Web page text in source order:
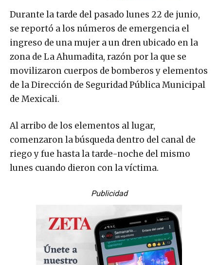
Durante la tarde del pasado lunes 22 de junio,
se reportó a los números de emergencia el
ingreso de una mujer a un dren ubicado en la
zona de La Ahumadita, razón por la que se
movilizaron cuerpos de bomberos y elementos
de la Dirección de Seguridad Pública Municipal
de Mexicali.
Al arribo de los elementos al lugar,
comenzaron la búsqueda dentro del canal de
riego y fue hasta la tarde-noche del mismo
lunes cuando dieron con la víctima.
Publicidad